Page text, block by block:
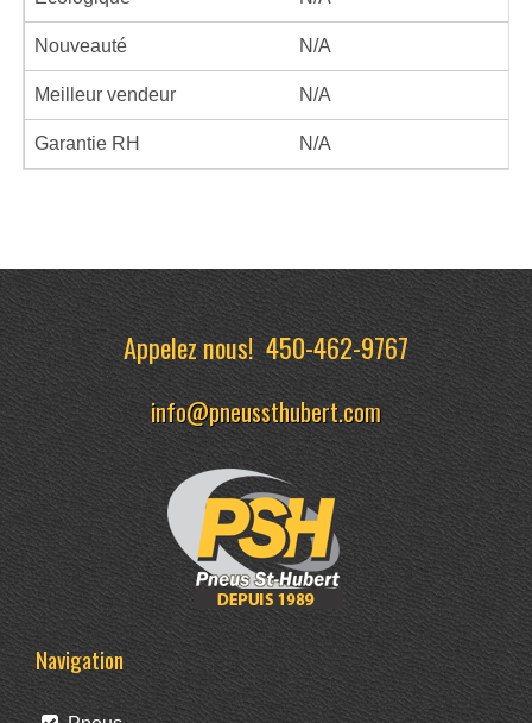
Nouveauté N/A
Meilleur vendeur N/A
Garantie RH N/A
Appelez nous!450-462-9767
info@pneussthubert.com
Navigation